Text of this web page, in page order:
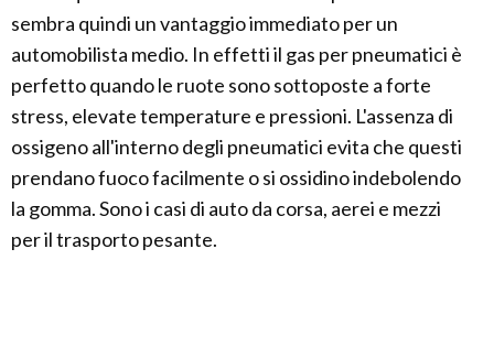
sembra quindi un vantaggio immediato per un
automobilista medio. In effetti il gas per pneumatici è
perfetto quando le ruote sono sottoposte a forte
stress, elevate temperature e pressioni. L'assenza di
ossigeno all'interno degli pneumatici evita che questi
prendano fuoco facilmente o si ossidino indebolendo
la gomma. Sono i casi di auto da corsa, aerei e mezzi
per il trasporto pesante.